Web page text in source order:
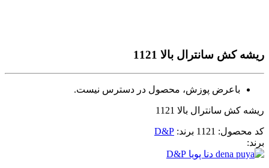
ریشه کش سانترال بالا 1121
باعرض پوزش، محصول در دسترس نیست.
ریشه کش سانترال بالا 1121
کد محصول: 1121 برند: D&P
برند:
D&P